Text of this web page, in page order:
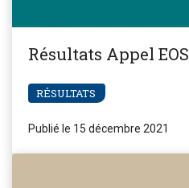
Résultats Appel EOS
RÉSULTATS
Publié le 15 décembre 2021